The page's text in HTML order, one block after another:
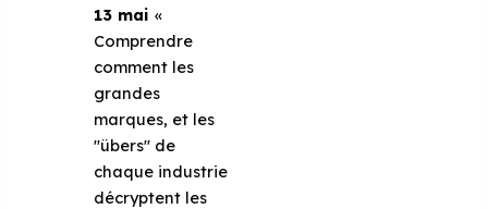
13 mai «
Comprendre
comment les
grandes
marques, et les
"übers" de
chaque industrie
décryptent les